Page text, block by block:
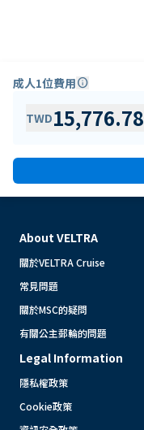
成人1位費用info
TWD15,776.78
About VELTRA
關於VELTRA Cruise
常見問題
關於MSC的疑問
有關公主郵輪的問題
Legal Information
隱私權政策
Cookie政策